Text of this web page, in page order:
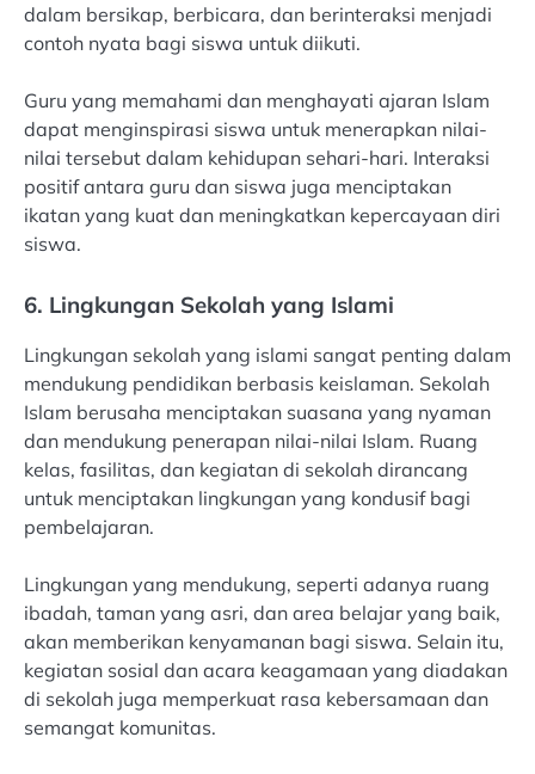
dalam bersikap, berbicara, dan berinteraksi menjadi
contoh nyata bagi siswa untuk diikuti.
Guru yang memahami dan menghayati ajaran Islam
dapat menginspirasi siswa untuk menerapkan nilai-
nilai tersebut dalam kehidupan sehari-hari. Interaksi
positif antara guru dan siswa juga menciptakan
ikatan yang kuat dan meningkatkan kepercayaan diri
siswa.
6. Lingkungan Sekolah yang Islami
Lingkungan sekolah yang islami sangat penting dalam
mendukung pendidikan berbasis keislaman. Sekolah
Islam berusaha menciptakan suasana yang nyaman
dan mendukung penerapan nilai-nilai Islam. Ruang
kelas, fasilitas, dan kegiatan di sekolah dirancang
untuk menciptakan lingkungan yang kondusif bagi
pembelajaran.
Lingkungan yang mendukung, seperti adanya ruang
ibadah, taman yang asri, dan area belajar yang baik,
akan memberikan kenyamanan bagi siswa. Selain itu,
kegiatan sosial dan acara keagamaan yang diadakan
di sekolah juga memperkuat rasa kebersamaan dan
semangat komunitas.